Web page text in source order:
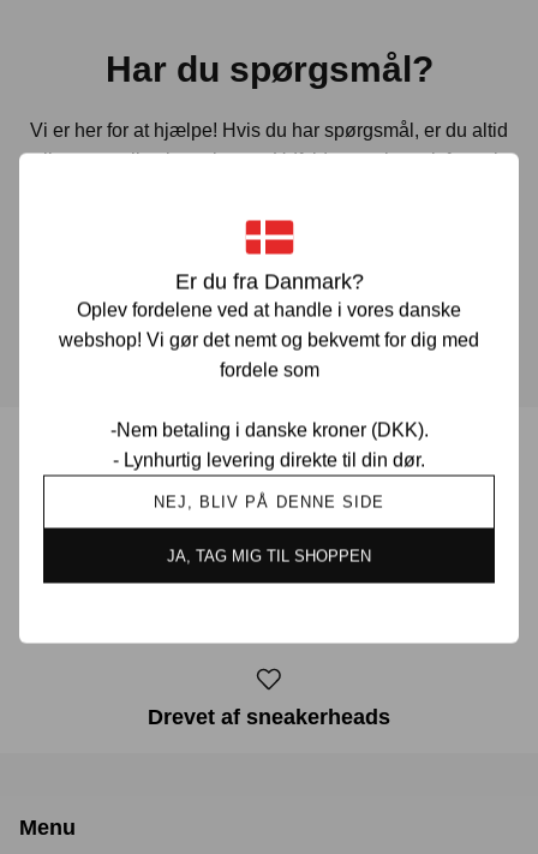
Er du fra Danmark?
Oplev fordelene ved at handle i vores danske
webshop! Vi gør det nemt og bekvemt for dig med
fordele som
-Nem betaling i danske kroner (DKK).
- Lynhurtig levering direkte til din dør.
NEJ, BLIV PÅ DENNE SIDE
JA, TAG MIG TIL SHOPPEN
Har du spørgsmål?
Vi er her for at hjælpe! Hvis du har spørgsmål, er du altid
velkommen til at kontakte os. Udfyld vores kontaktformular
muligt.
KONTAKT OS
Prisgaranti i Danmark
Drevet af sneakerheads
Menu